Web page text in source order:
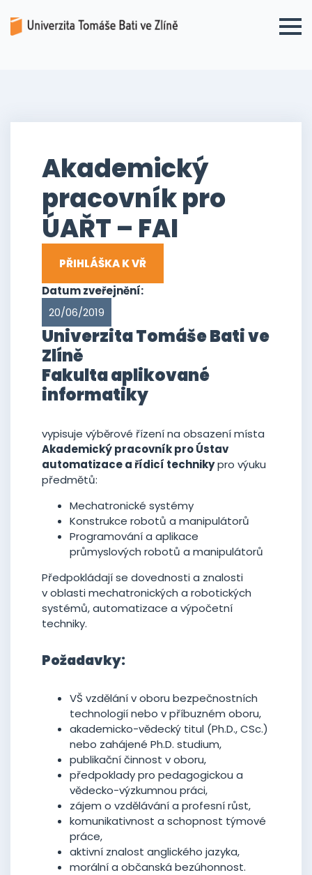
Akademický
pracovník pro
ÚAŘT – FAI
PŘIHLÁŠKA K VŘ
Datum zveřejnění:
20/06/2019
Univerzita Tomáše Bati ve
Zlíně
Fakulta aplikované
informatiky
vypisuje výběrové řízení na obsazení místa
Akademický pracovník pro Ústav
automatizace a řídicí technikypro výuku
předmětů:
Mechatronické systémy
Konstrukce robotů a manipulátorů
Programování a aplikace
průmyslových robotů a manipulátorů
Předpokládají se dovednosti a znalosti
v oblasti mechatronických a robotických
systémů, automatizace a výpočetní
techniky.
Požadavky:
VŠ vzdělání v oboru bezpečnostních
technologií nebo v příbuzném oboru,
akademicko-vědecký titul (Ph.D., CSc.)
nebo zahájené Ph.D. studium,
publikační činnost v oboru,
předpoklady pro pedagogickou a
vědecko-výzkumnou práci,
zájem o vzdělávání a profesní růst,
komunikativnost a schopnost týmové
práce,
aktivní znalost anglického jazyka,
morální a občanská bezúhonnost.